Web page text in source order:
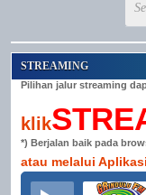
STREAMING
Pilihan jalur streaming
klik
*) Berjalan baik pada
atau melalui Aplikasi